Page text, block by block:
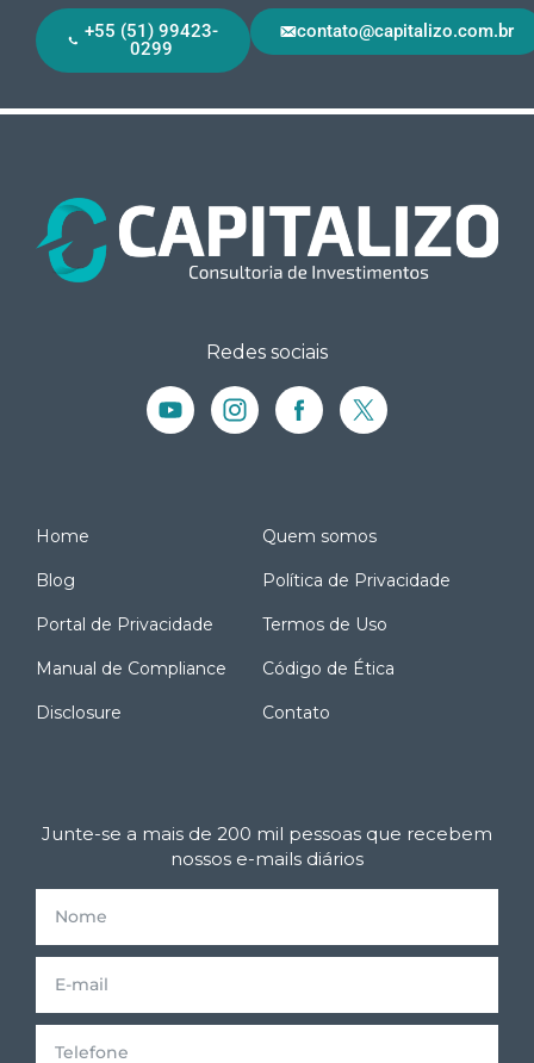
+55 (51) 99423-
0299
contato@capitalizo.com.br
Redes sociais
Home Quem somos
Blog Política de Privacidade
Portal de Privacidade Termos de Uso
Manual de Compliance Código de Ética
Disclosure Contato
Junte-se a mais de 200 mil pessoas que recebem
nossos e-mails diários